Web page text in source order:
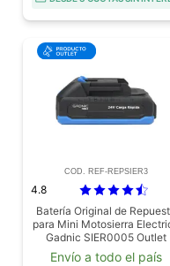
COD. REF-REPSIER3
4.8
Batería Original de
para Mini Motosierra
Gadnic SIER0005 Outlet
Envío a todo el país